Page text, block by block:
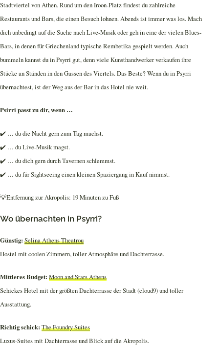
Stadtviertel von Athen. Rund um den Iroon-Platz findest du zahlreiche
Restaurants und Bars, die einen Besuch lohnen. Abends ist immer was los. Mach
dich unbedingt auf die Suche nach Live-Musik oder geh in eine der vielen Blues-
Bars, in denen für Griechenland typische Rembetika gespielt werden. Auch
bummeln kannst du in Psyrri gut, denn viele Kunsthandwerker verkaufen ihre
Stücke an Ständen in den Gassen des Viertels. Das Beste? Wenn du in Psyrri
übernachtest, ist der Weg aus der Bar in das Hotel nie weit.
Psirri passt zu dir, wenn …
✔️ … du die Nacht gern zum Tag machst.
✔️ … du Live-Musik magst.
✔️ … du dich gern durch Tavernen schlemmst.
✔️ … du für Sightseeing einen kleinen Spaziergang in Kauf nimmst.
💡Entfernung zur Akropolis: 19 Minuten zu Fuß
Wo übernachten in Psyrri?
Günstig: Selina Athens Theatrou
Hostel mit coolen Zimmern, toller Atmosphäre und Dachterrasse.
Mittleres Budget: Moon and Stars Athens
Schickes Hotel mit der größten Dachterrasse der Stadt (cloud9) und toller
Ausstattung.
Richtig schick: The Foundry Suites
Luxus-Suites mit Dachterrasse und Blick auf die Akropolis.